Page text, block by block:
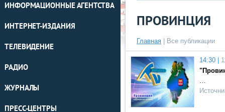
ИНФОРМАЦИОННЫЕ АГЕНТСТВА
ИНТЕРНЕТ-ИЗДАНИЯ
ТЕЛЕВИДЕНИЕ
РАДИО
ЖУРНАЛЫ
ПРЕСС-ЦЕНТРЫ
ПРОВИНЦИЯ
Главная Все публикации
14:30 |
…